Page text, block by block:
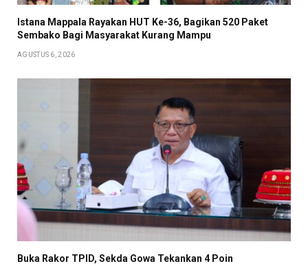
Istana Mappala Rayakan HUT Ke-36, Bagikan 520 Paket
Sembako Bagi Masyarakat Kurang Mampu
AGUSTUS 6, 2026
Buka Rakor TPID, Sekda Gowa Tekankan 4 Poin